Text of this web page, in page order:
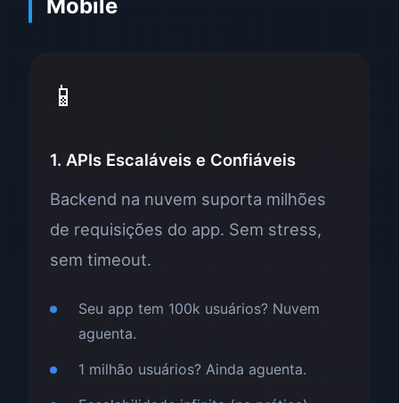
Mobile
📱
1. APIs Escaláveis e Confiáveis
Backend na nuvem suporta milhões
de requisições do app. Sem stress,
sem timeout.
Seu app tem 100k usuários? Nuvem
aguenta.
1 milhão usuários? Ainda aguenta.